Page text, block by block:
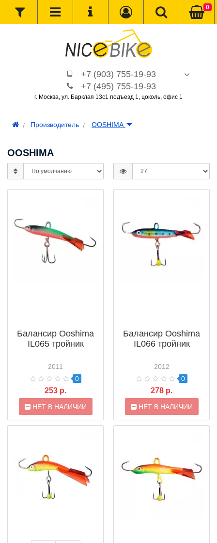
+7 (903) 755-19-93
+7 (495) 755-19-93
г. Москва, ул. Барклая 13с1 подъезд 1, цоколь, офис 1
0
Производитель OOSHIMA
OOSHIMA
Балансир Ooshima
IL065 тройник
2011
0
253 р.
НЕТ В НАЛИЧИИ
Балансир Ooshima
IL066 тройник
2012
0
278 р.
НЕТ В НАЛИЧИИ